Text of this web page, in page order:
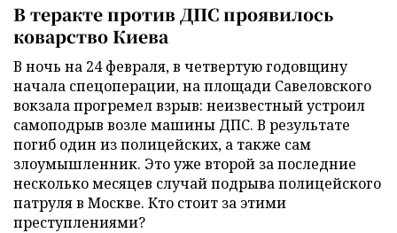
В теракте против ДПС проявилось
коварство Киева
В ночь на 24 февраля, в четвертую годовщину
начала спецоперации, на площади Савеловского
вокзала прогремел взрыв: неизвестный устроил
самоподрыв возле машины ДПС. В результате
погиб один из полицейских, а также сам
злоумышленник. Это уже второй за последние
несколько месяцев случай подрыва полицейского
патруля в Москве. Кто стоит за этими
преступлениями?